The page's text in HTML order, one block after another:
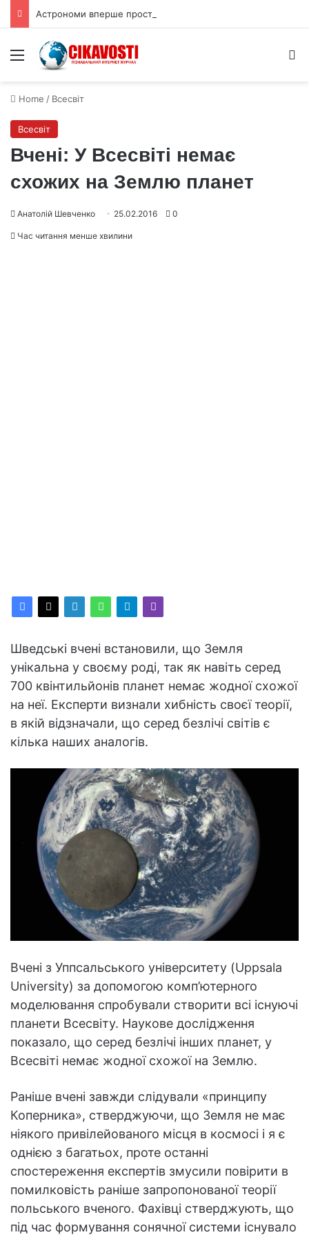
Menu
Home / Всесвіт
Всесвіт
Вчені: У Всесвіті немає
схожих на Землю планет
Анатолій Шевченко 25.02.2016 0
Час читання менше хвилини
Шведські вчені встановили, що Земля
унікальна у своєму роді, так як навіть серед
700 квінтильйонів планет немає жодної схожої
на неї. Експерти визнали хибність своєї теорії,
в якій відзначали, що серед безлічі світів є
кілька наших аналогів.
Вчені з Уппсальського університету (Uppsala
University) за допомогою комп’ютерного
моделювання спробували створити всі існуючі
планети Всесвіту. Наукове дослідження
показало, що серед безлічі інших планет, у
Всесвіті немає жодної схожої на Землю.
Раніше вчені завжди слідували «принципу
Коперника», стверджуючи, що Земля не має
ніякого привілейованого місця в космосі і я є
однією з багатьох, проте останні
спостереження експертів змусили повірити в
помилковість раніше запропонованої теорії
польського вченого. Фахівці стверджують, що
під час формування сонячної системи існувало